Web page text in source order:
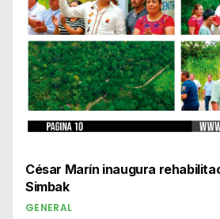
César Marín inaugura
Simbak
GENERAL